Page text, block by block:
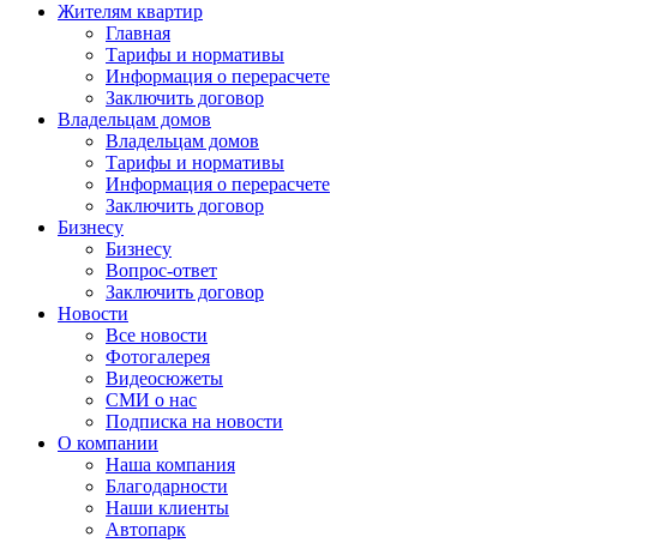
Жителям квартир
Главная
Тарифы и нормативы
Информация о перерасчете
Заключить договор
Владельцам домов
Владельцам домов
Тарифы и нормативы
Информация о перерасчете
Заключить договор
Бизнесу
Бизнесу
Вопрос-ответ
Заключить договор
Новости
Все новости
Фотогалерея
Видеосюжеты
СМИ о нас
Подписка на новости
О компании
Наша компания
Благодарности
Наши клиенты
Автопарк